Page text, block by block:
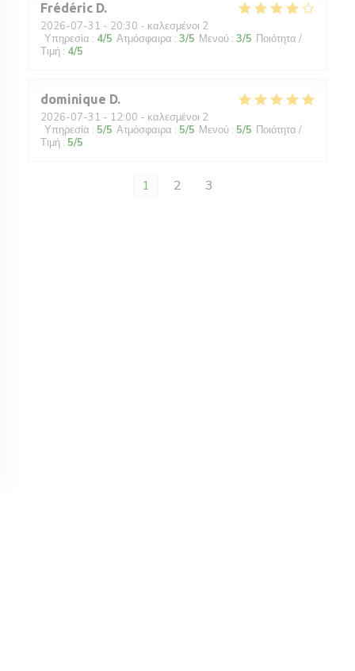
Frédéric D
2026-07-31 - 20:30 - καλεσμένοι 2
Υπηρεσία : 4/5 Ατμόσφαιρα : 3/5 Μενού : 3/5 Ποιότητα /
Τιμή : 4/5
dominique D
2026-07-31 - 12:00 - καλεσμένοι 2
Υπηρεσία : 5/5 Ατμόσφαιρα : 5/5 Μενού : 5/5 Ποιότητα /
Τιμή : 5/5
1 2 3